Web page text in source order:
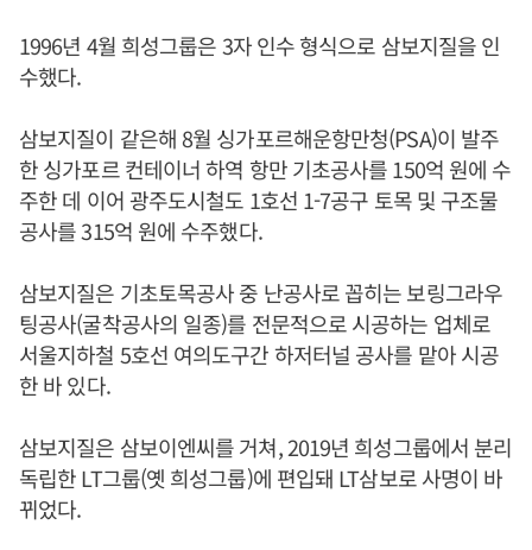
1996년 4월 희성그룹은 3자 인수 형식으로 삼보지질을 인
수했다.
삼보지질이 같은해 8월 싱가포르해운항만청(PSA)이 발주
한 싱가포르 컨테이너 하역 항만 기초공사를 150억 원에 수
주한 데 이어 광주도시철도 1호선 1-7공구 토목 및 구조물
공사를 315억 원에 수주했다.
삼보지질은 기초토목공사 중 난공사로 꼽히는 보링그라우
팅공사(굴착공사의 일종)를 전문적으로 시공하는 업체로
서울지하철 5호선 여의도구간 하저터널 공사를 맡아 시공
한 바 있다.
삼보지질은 삼보이엔씨를 거쳐, 2019년 희성그룹에서 분리
독립한 LT그룹(옛 희성그룹)에 편입돼 LT삼보로 사명이 바
뀌었다.